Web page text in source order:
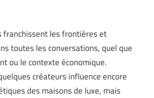
franchissent les frontières et
toutes les conversations, quel que
ou le contexte économique.
créateurs influence encore
des maisons de luxe, mais